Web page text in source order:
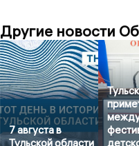
Другие новости
7 августа в
Тульской области